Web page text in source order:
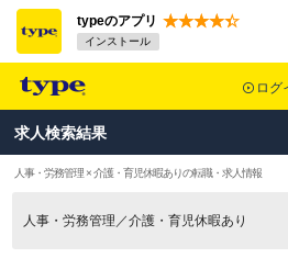
typeのアプリ
インストール
ログ
求人検索結果
人事・労務管理 × 介護・育児休暇ありの転職・求人情報
人事・労務管理／介護・育児休暇あり